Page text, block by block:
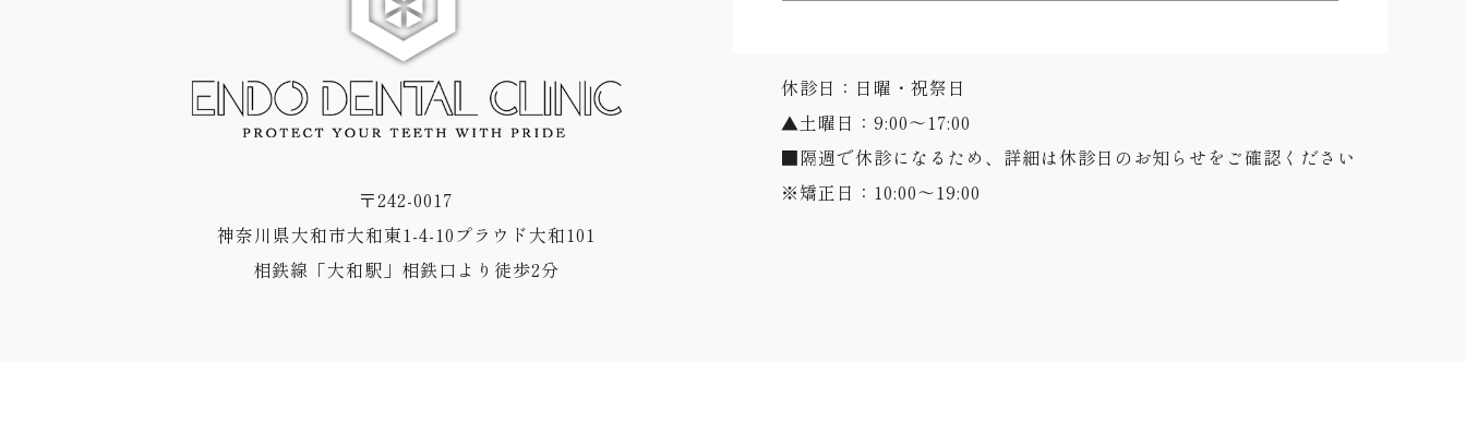
〒242-0017
神奈川県大和市大和東1-4-10プラウド大和101
相鉄線「大和駅」相鉄口より徒歩2分
休診日：日曜・祝祭日
▲土曜日：9:00～17:00
■隔週で休診になるため、詳細は休診日のお知らせをご確認ください
※矯正日：10:00～19:00